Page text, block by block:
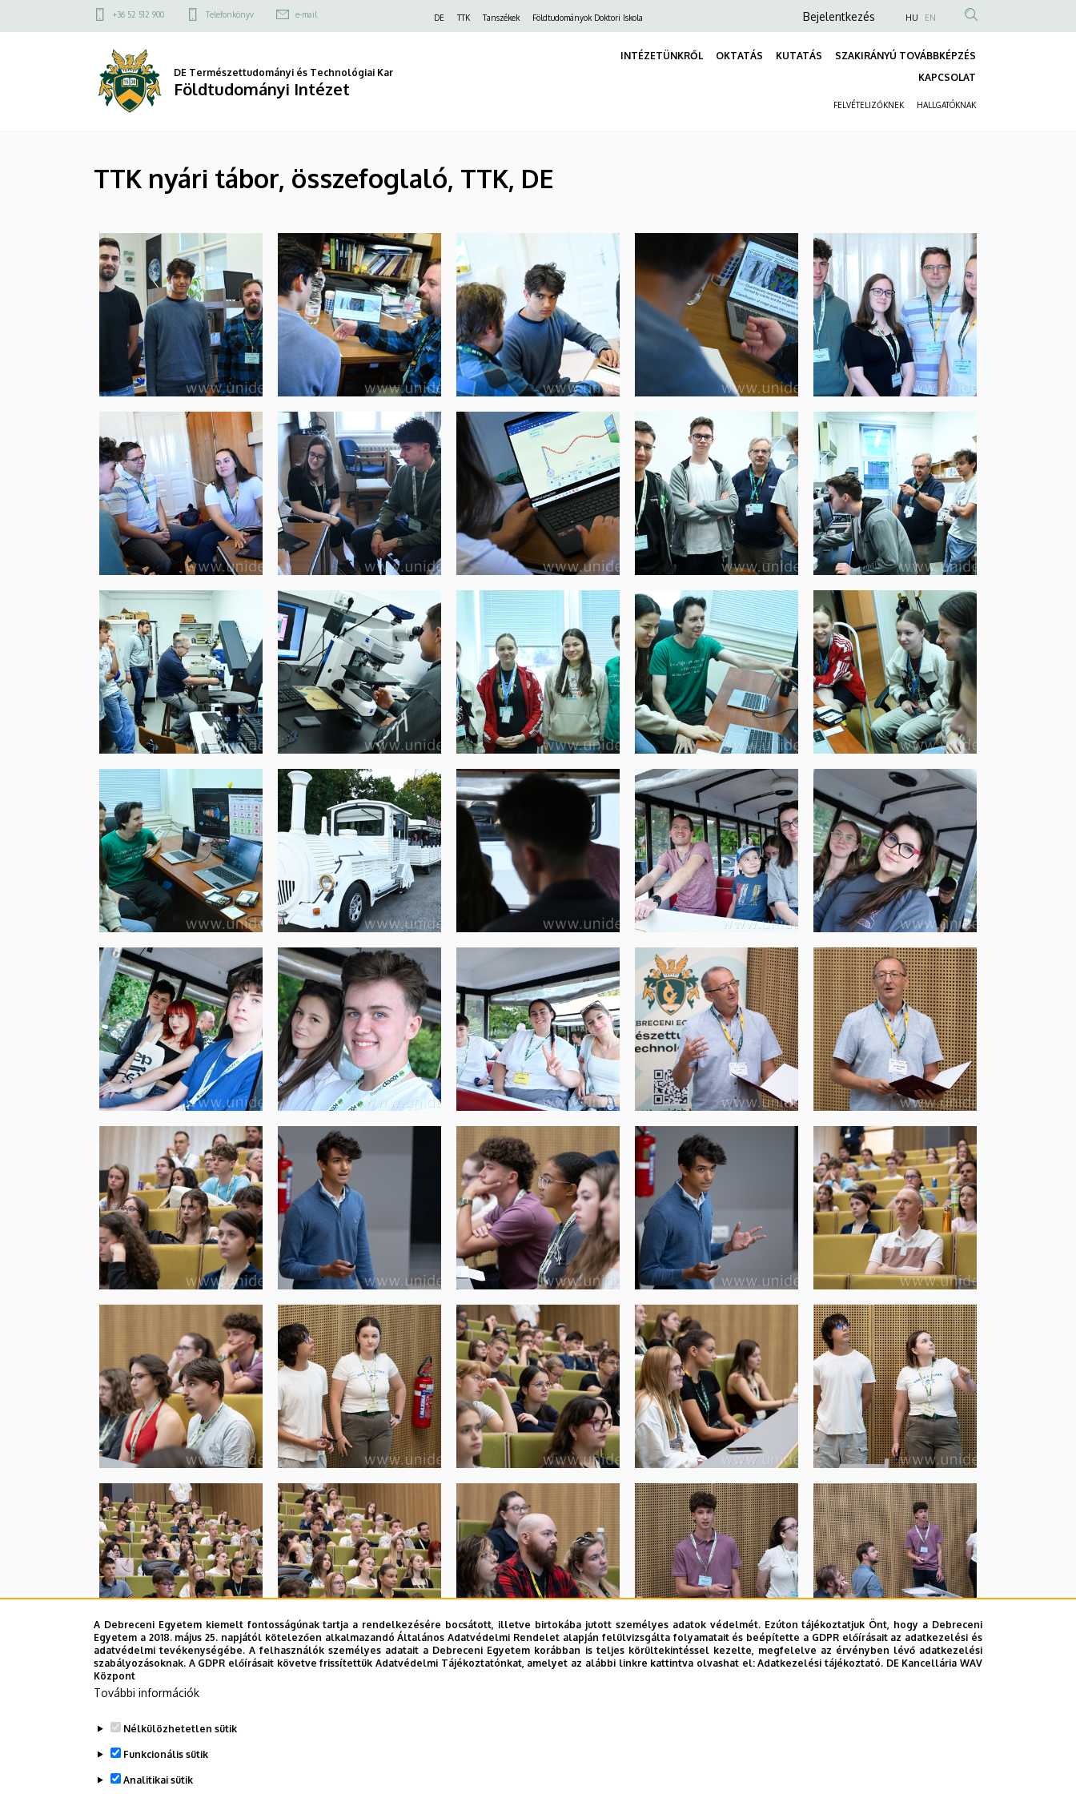
Földtudományi
a
Felső
menü
+36 52 512 900 Telefonkönyv e-mail
FelsőDE TTK Tanszékek Földtudományok Doktori Iskola
Anonim
fiók
Bejelentkezés HU EN
DE Természettudományi és Technológiai Kar
Földtudományi Intézet
INTÉZETÜNKRŐL OKTATÁS KUTATÁS
SZAKIRÁNYÚ TOVÁBBKÉPZÉS
KAPCSOLAT
FELVÉTELIZŐKNEK HALLGATÓKNAK
TTK nyári tábor, összefoglaló, TTK, DE
A Debreceni Egyetem kiemelt fontosságúnak tartja a rendelkezésére bocsátott, illetve birtokába jutott személyes adatok védelmét. Ezúton tájékoztatjuk Önt, hogy a Debreceni
Egyetem a 2018. május 25. napjától kötelezően alkalmazandó Általános Adatvédelmi Rendelet alapján felülvizsgálta folyamatait és beépítette a GDPR előírásait az adatkezelési és
adatvédelmi tevékenységébe. A felhasználók személyes adatait a Debreceni Egyetem korábban is teljes körültekintéssel kezelte, megfelelve az érvényben lévő adatkezelési
szabályozásoknak. A GDPR előírásait követve frissítettük Adatvédelmi Tájékoztatónkat, amelyet az alábbi linkre kattintva olvashat el:Adatkezelési tájékoztató. DE Kancellária WAV
Központ
További információk
Nélkülözhetetlen sütik
Funkcionális sütik
Analitikai sütik